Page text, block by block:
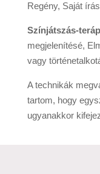
Regény, Saját
Színjátszás-
megjelenítésé,
vagy
A technikák
tartom, hogy
ugyanakkor